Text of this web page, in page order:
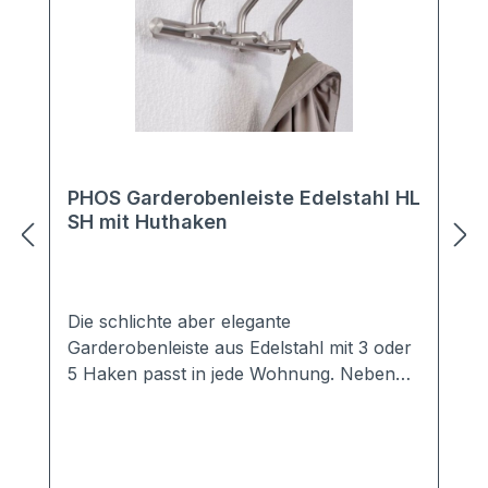
PHOS Garderobenleiste Edelstahl HL
SH mit Huthaken
Die schlichte aber elegante
Garderobenleiste aus Edelstahl mit 3 oder
5 Haken passt in jede Wohnung. Neben